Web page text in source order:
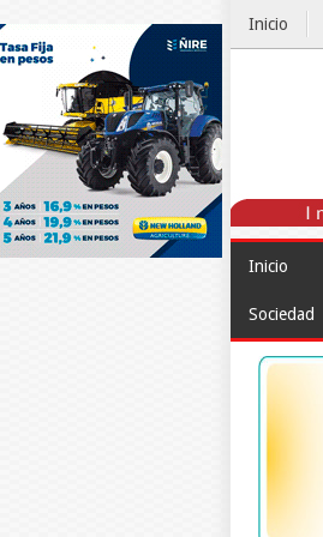
Inicio
Inicio
Sociedad